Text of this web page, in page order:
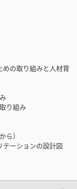
めの取り組みと人材育
り組み
）
ーションの設計図